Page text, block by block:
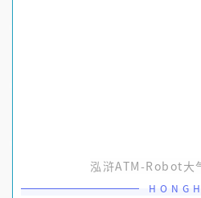
泓浒ATM-Robot大